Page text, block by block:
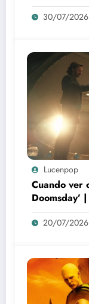
30/07/2026
Lucenpop
Cuando ver
Doomsday’
nuevo
20/07/2026